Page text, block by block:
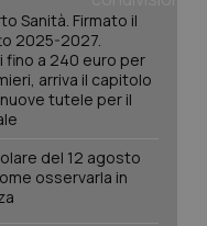
Sanità. Firmato il
2025-2027.
fino a 240 euro per
arriva il capitolo
tutele per il
del 12 agosto
osservarla in